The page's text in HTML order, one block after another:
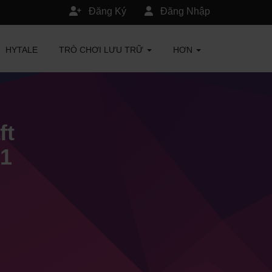
Đăng Nhập
Đăng Ký
HYTALE TRÒ CHƠI LƯU TRỮ HƠN